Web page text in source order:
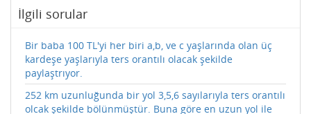
İlgili sorular
Bir baba 100 TL'yi her biri a,b, ve c yaşlarında olan üç
kardeşe yaşlarıyla ters orantılı olacak şekilde
paylaştrıyor.
252 km uzunluğunda bir yol 3,5,6 sayılarıyla ters orantılı
olcak şekilde bölünmüştür. Buna göre en uzun yol ile